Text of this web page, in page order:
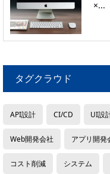
×...
タグクラウド
API設計 CI/CD UI設
Web開発会社 アプリ開発
コスト削減 システム